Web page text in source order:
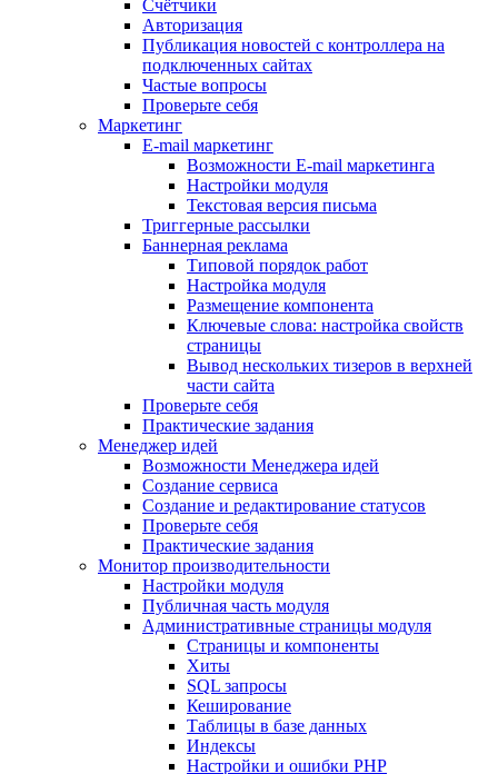
Счётчики
Авторизация
Публикация новостей с контроллера на
подключенных сайтах
Частые вопросы
Проверьте себя
Маркетинг
E-mail маркетинг
Возможности E-mail маркетинга
Настройки модуля
Текстовая версия письма
Триггерные рассылки
Баннерная реклама
Типовой порядок работ
Настройка модуля
Размещение компонента
Ключевые слова: настройка свойств
страницы
Вывод нескольких тизеров в верхней
части сайта
Проверьте себя
Практические задания
Менеджер идей
Возможности Менеджера идей
Создание сервиса
Создание и редактирование статусов
Проверьте себя
Практические задания
Монитор производительности
Настройки модуля
Публичная часть модуля
Административные страницы модуля
Страницы и компоненты
Хиты
SQL запросы
Кеширование
Таблицы в базе данных
Индексы
Настройки и ошибки PHP